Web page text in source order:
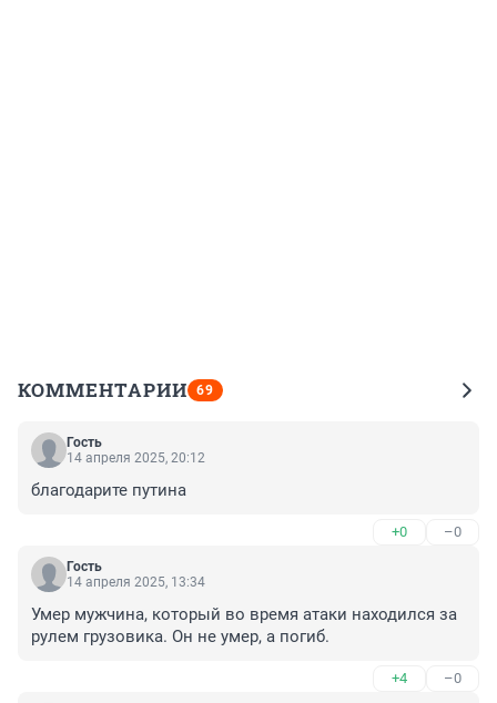
КОММЕНТАРИИ 69
Гость
14 апреля 2025, 20:12
благодарите путина
+0 –0
Гость
14 апреля 2025, 13:34
Умер мужчина, который во время атаки находился за
рулем грузовика. Он не умер, а погиб.
+4 –0